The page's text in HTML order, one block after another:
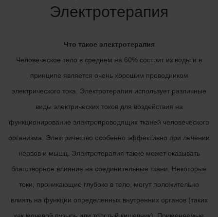
Электротерапия
Что такое электротерапия
Человеческое тело в среднем на 60% состоит из воды и в
принципе является очень хорошим проводником
электрического тока. Электротерапия использует различные
виды электрических токов для воздействия на
функционирование электропроводящих тканей человеческого
организма. Электричество особенно эффективно при лечении
нервов и мышц. Электротерапия также может оказывать
благотворное влияние на соединительные ткани. Некоторые
токи, проникающие глубоко в тело, могут положительно
влиять на функции определенных внутренних органов (таких